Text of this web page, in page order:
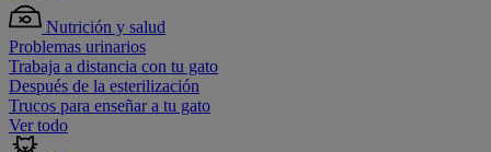
Nutrición y salud
Problemas urinarios
Trabaja a distancia con tu gato
Después de la esterilización
Trucos para enseñar a tu gato
Ver todo